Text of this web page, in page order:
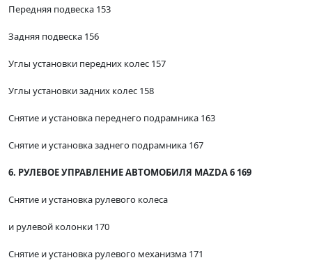
Передняя подвеска 153
Задняя подвеска 156
Углы установки передних колес 157
Углы установки задних колес 158
Снятие и установка переднего подрамника 163
Снятие и установка заднего подрамника 167
6. РУЛЕВОЕ УПРАВЛЕНИЕ АВТОМОБИЛЯ MAZDA 6 169
Снятие и установка рулевого колеса
и рулевой колонки 170
Снятие и установка рулевого механизма 171